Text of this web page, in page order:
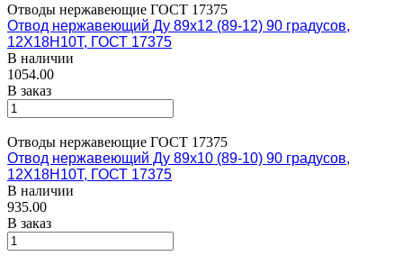
Отводы нержавеющие ГОСТ 17375
Отвод нержавеющий Ду 89х12 (89-12) 90 градусов,
12Х18Н10Т, ГОСТ 17375
В наличии
1054.00
В заказ
Отводы нержавеющие ГОСТ 17375
Отвод нержавеющий Ду 89х10 (89-10) 90 градусов,
12Х18Н10Т, ГОСТ 17375
В наличии
935.00
В заказ